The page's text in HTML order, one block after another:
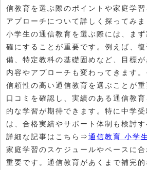
信教育を選ぶ際のポイントや家庭学
アプローチについて詳しく探ってみま
小学生の通信教育を選ぶ際には、ま
確にすることが重要です。例えば、
備、特定教科の基礎固めなど、目標
内容やアプローチも変わってきます
信頼性の高い通信教育を選ぶことが
口コミを確認し、実績のある通信教
的な学習が期待できます。特に中学
は、合格実績やサポート体制も検討す
詳細な記事はこちら⇒通信教育 小学
家庭学習のスケジュールやペースに
重要です。通信教育があくまで補完的